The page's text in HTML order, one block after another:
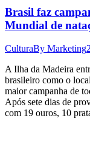
Brasil faz
Mundial de
CulturaBy Marketing
A Ilha da Madeira
brasileiro como o
maior campanha de
Após sete dias de
com 19 ouros, 10